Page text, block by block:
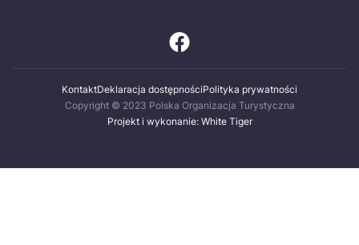
KontaktDeklaracja dostępnościPolityka prywatności
Copyright © 2023 Polska Organizacja Turystyczna
Projekt i wykonanie: White Tiger